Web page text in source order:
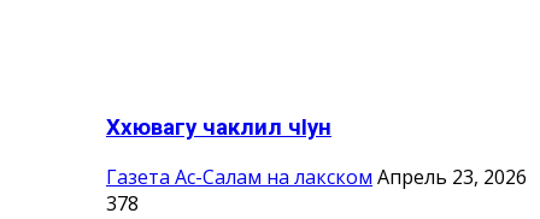
Ххювагу чаклил чIун
Газета Ас-Салам на лакском Апрель 23, 2026
378